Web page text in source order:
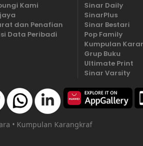
Kami
dan Penafian
Data Peribadi
Sinar Daily
SinarPlus
Sinar Bestari
Pop Family
Kumpulan
Grup Buku
Ultimate Print
Sinar Varsity
• Kumpulan Karangkraf